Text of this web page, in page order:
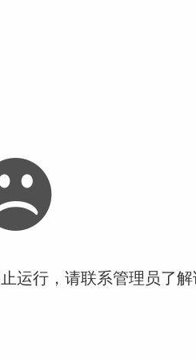
运行，请联系管理员了